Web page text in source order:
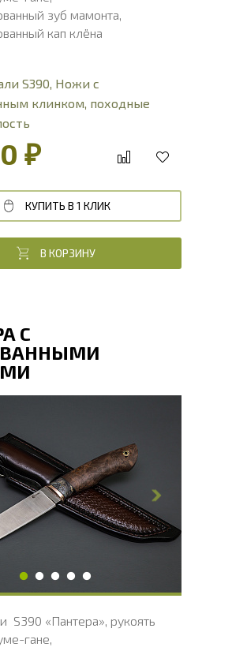
зуб мамонта,
кап клёна
S390, Ножи с
клинком, походные
₽
КУПИТЬ В 1 КЛИК
В КОРЗИНУ
С
мм
мм
мм
мм
мм
27.6
мм
130
мм
26.4
HRC
S390 «Пантера», рукоять
гане,